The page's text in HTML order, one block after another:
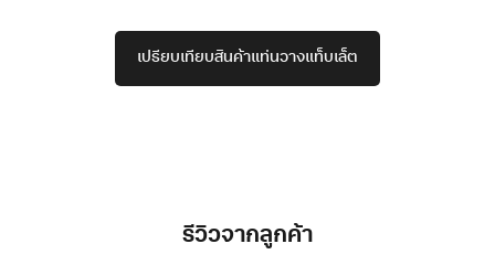
เปรียบเทียบสินค้าแท่นวางแท็บเล็ต
รีวิวจากลูกค้า